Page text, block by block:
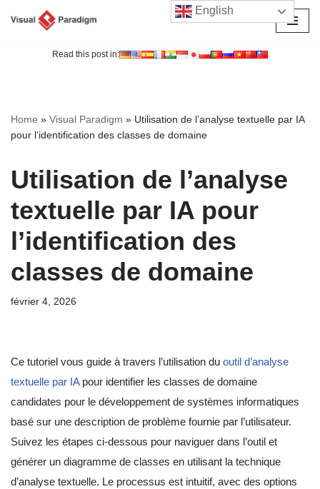
Read this post in:
Home » Visual Paradigm » Utilisation de l’analyse textuelle par IA
pour l’identification des classes de domaine
Utilisation de l’analyse
textuelle par IA pour
l’identification des
classes de domaine
février 4, 2026
Ce tutoriel vous guide à travers l’utilisation du outil d’analyse
textuelle par IApour identifier les classes de domaine
candidates pour le développement de systèmes informatiques
basé sur une description de problème fournie par l’utilisateur.
Suivez les étapes ci-dessous pour naviguer dans l’outil et
générer un diagramme de classes en utilisant la technique
d’analyse textuelle. Le processus est intuitif, avec des options
English